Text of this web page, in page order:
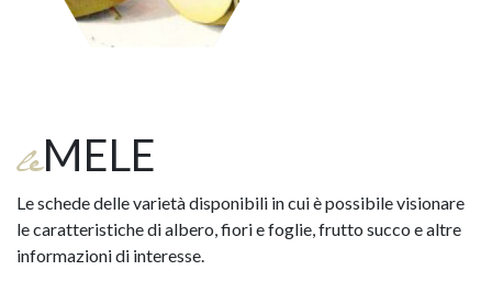
leMELE
Le schede delle varietà disponibili in cui è possibile visionare
le caratteristiche di albero, fiori e foglie, frutto succo e altre
informazioni di interesse.